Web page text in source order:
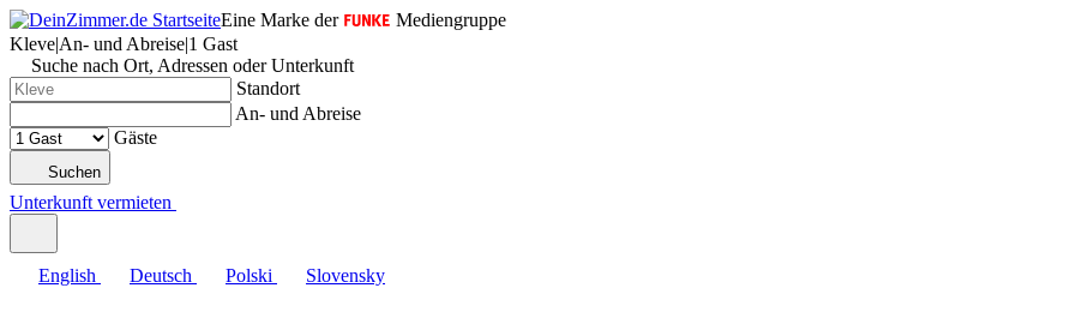
Eine Marke der
Mediengruppe
Kleve|An- und Abreise|1 Gast
Suche nach Ort, Adressen oder Unterkunft
Standort
An- und Abreise
Gäste
Suchen
Unterkunft vermieten
English Deutsch Polski Slovensky